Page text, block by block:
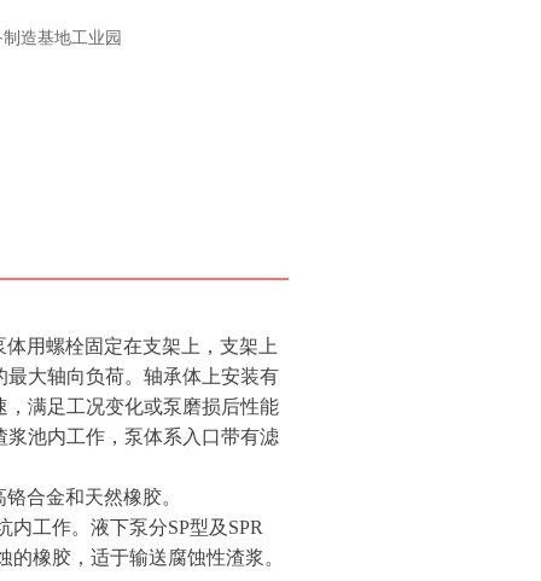
用螺栓固定在支架上，支架上
大轴向负荷。轴承体上安装有
满足工况变化或泵磨损后性能
池内工作，泵体系入口带有滤
合金和天然橡胶。
工作。液下泵分SP型及SPR
橡胶，适于输送腐蚀性渣浆。
造基地工业园